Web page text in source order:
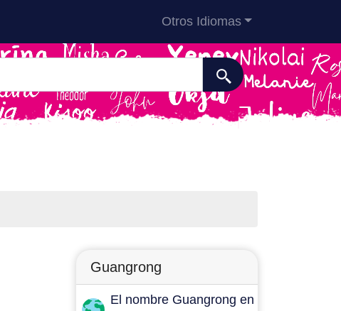
Otros Idiomas
Guangrong
El nombre Guangrong en